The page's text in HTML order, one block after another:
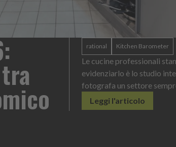
formato Heinz Mayonnaise
La novità di
contenuto e
Leggi l'articolo